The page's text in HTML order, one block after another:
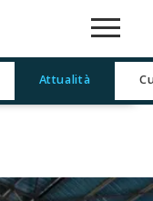
Attualità